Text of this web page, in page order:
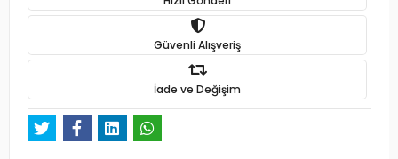
Güvenli Alışveriş
İade ve Değişim